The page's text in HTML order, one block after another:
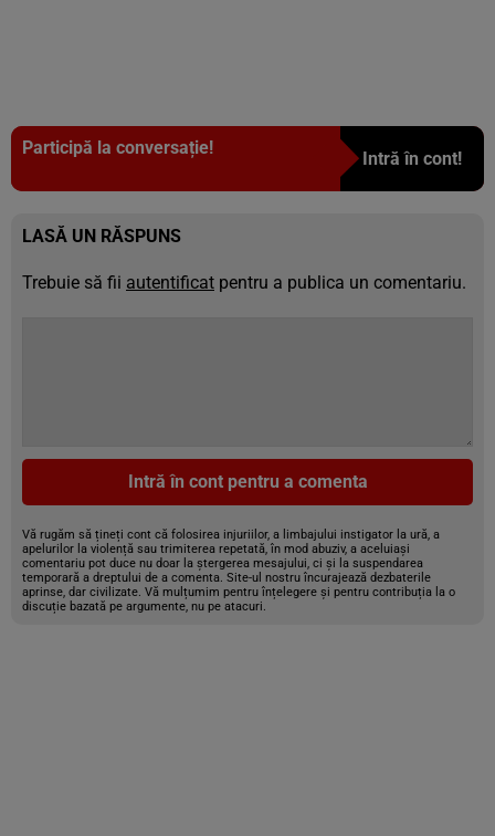
Participă la conversație!
Intră în cont!
LASĂ UN RĂSPUNS
Trebuie să fii autentificat pentru a publica un comentariu.
Intră în cont pentru a comenta
Vă rugăm să țineți cont că folosirea injuriilor, a limbajului instigator la ură, a
apelurilor la violență sau trimiterea repetată, în mod abuziv, a aceluiași
comentariu pot duce nu doar la ștergerea mesajului, ci și la suspendarea
temporară a dreptului de a comenta. Site-ul nostru încurajează dezbaterile
aprinse, dar civilizate. Vă mulțumim pentru înțelegere și pentru contribuția la o
discuție bazată pe argumente, nu pe atacuri.